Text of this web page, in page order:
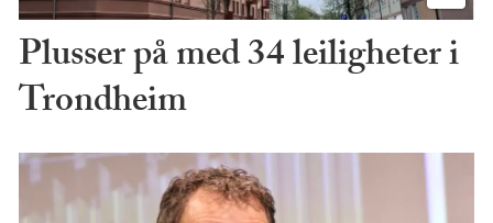
Plusser på med 34 leiligheter i
Trondheim